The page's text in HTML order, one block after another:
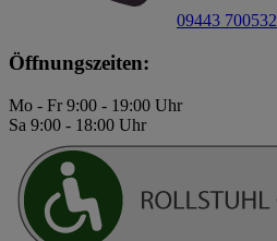
09443 700532
Öffnungszeiten:
Mo - Fr 9:00 - 19:00 Uhr
Sa 9:00 - 18:00 Uhr